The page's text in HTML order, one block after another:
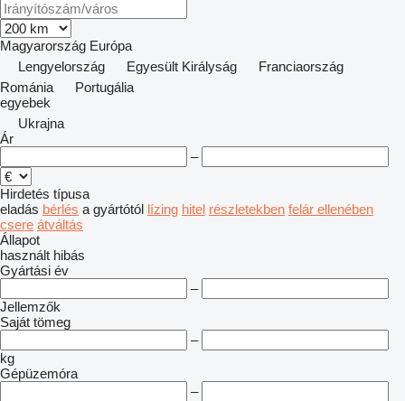
Magyarország Európa
Lengyelország
Egyesült Királyság
Franciaország
Románia
Portugália
egyebek
Ukrajna
Ár
–
Hirdetés típusa
eladás bérlés a gyártótól lízing hitel részletekben felár ellenében
csere átváltás
Állapot
használt hibás
Gyártási év
–
Jellemzők
Saját tömeg
–
kg
Gépüzemóra
–